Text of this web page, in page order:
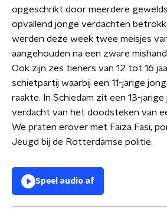
opgeschrikt door meerdere
opvallend jonge verdachten
werden deze week twee meisjes
aangehouden na een zware
Ook zijn zes tieners van 12 tot 16
schietpartij waarbij een 11-jarige
raakte. In Schiedam zit een 13-
verdacht van het doodsteken van
We praten erover met Faiza Fasi,
Jeugd bij de Rotterdamse politie.
Speel audio af